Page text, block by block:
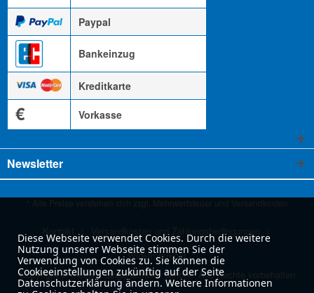
Paypal
Bankeinzug
Kreditkarte
€ Vorkasse
Newsletter
* Alle Preise verstehen sich zzgl. Mehrwertsteuer und Versandkosten
Kontakt
Versandkosten und Zahlungsbedingungen
Widerrufsrecht
Copyright © moog & langenscheidt GmbH - Alle Rechte vorbehalten
Diese Webseite verwendet Cookies. Durch die weitere
Nutzung unserer Webseite stimmen Sie der
Verwendung von Cookies zu. Sie können die
Cookieeinstellungen zukünftig auf der Seite
Datenschutzerklärung ändern. Weitere Informationen